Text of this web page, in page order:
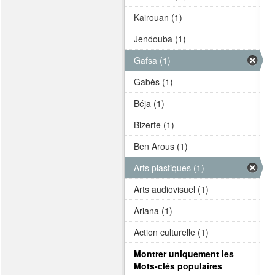
Kairouan (1)
Jendouba (1)
Gafsa (1)
Gabès (1)
Béja (1)
Bizerte (1)
Ben Arous (1)
Arts plastiques (1)
Arts audiovisuel (1)
Ariana (1)
Action culturelle (1)
Montrer uniquement les
Mots-clés populaires